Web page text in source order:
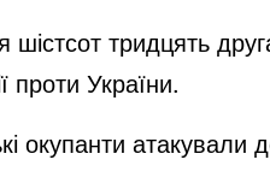
шістсот тридцять
проти України.
окупанти